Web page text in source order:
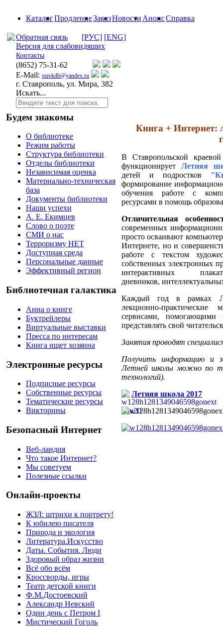
КаталогПродлениеЗаказНовости АнонсСправка
Обратная связь [РУС] [ENG]
Версия для слабовидящих
Контакты
(8652) 75-31-62
E-Mail: stavkdb@yandex.ru
г. Ставрополь, ул. Мира, 382
Искать...
Будем знакомы
О библиотеке
Режим работы
Структура библиотеки
Отделы библиотеки
Независимая оценка
Материально-техническая
база
Документы библиотеки
Наши успехи
А. Е. Екимцев
Слово о поэте
СМИ о нас
Терроризму НЕТ
Доступная среда
Персональные данные
Эффективный регион
Библиотечная галактика
Анна о книге
Буктрейлеры
Виртуальные выставки
Пресса по интересам
Книга ищет хозяина
Электронные ресурсы
Подписные ресурсы
Собственные ресурсы
Тематические ресурсы
Викторины
Безопасный Интернет
Веб-ландия
Что такое Интернет?
Мы советуем
Полезные ссылки
Онлайн-проекты
ЖЗЛ: штрихи к портрету!
К юбилею писателя
Природа и экология
Литература.Искусство
Даты. События. Люди
Здоровый образ жизни
Всё обо всём
Кроссворды, игры
Театр детской книги
Ф.М.Достоевский
Александр Невский
Один день с Петром I
Мистический Гоголь
Книга + Интернет:
В Ставропольской
функционируетЛетняя
детей и подростков
формирование
обучения работе с
ресурсами в помощь
Отличительная
современных
просто осваивают
Интернете, но и
работе с текстом
собственных электронных
интерактивных
дневников,
Каждый год в рамках
лекционно-
сервисами,
представлять свой
Занятия проводят
Получить информацию и
Летней школы можно по
технологий).
Летняя школа 2017